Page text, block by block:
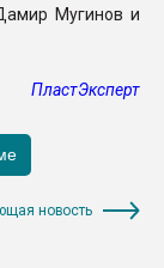
Мугинов и
ПластЭксперт
новость